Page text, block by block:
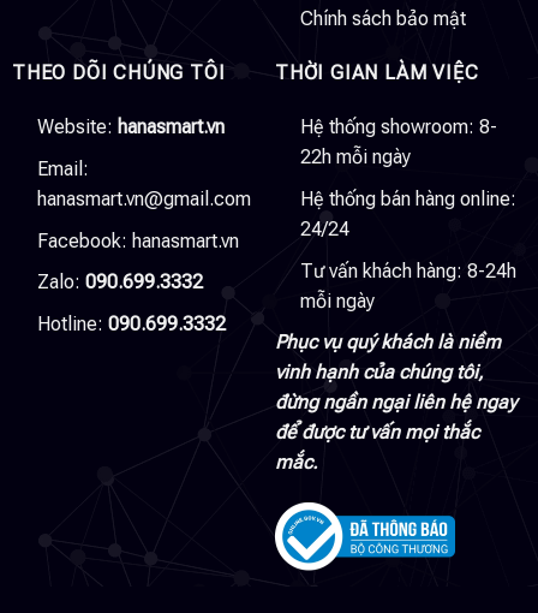
Chính sách bảo mật
THEO DÕI CHÚNG TÔI
Website: hanasmart.vn
Email:
hanasmart.vn@gmail.com
Facebook: hanasmart.vn
Zalo: 090.699.3332
Hotline: 090.699.3332
THỜI GIAN LÀM VIỆC
Hệ thống showroom: 8-
22h mỗi ngày
Hệ thống bán hàng online:
24/24
Tư vấn khách hàng: 8-24h
mỗi ngày
Phục vụ quý khách là niềm
vinh hạnh của chúng tôi,
đừng ngần ngại liên hệ ngay
để được tư vấn mọi thắc
mắc.